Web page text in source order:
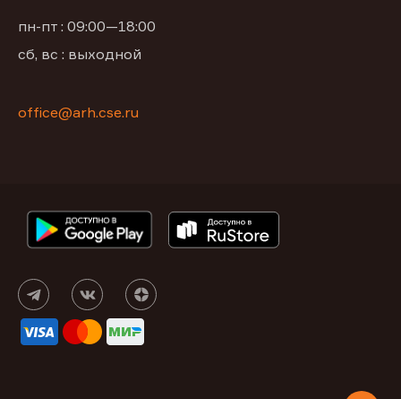
пн-пт : 09:00—18:00
сб, вс : выходной
office@arh.cse.ru